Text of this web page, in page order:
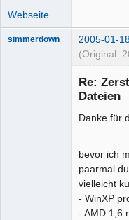
Webseite
simmerdown 2005-01-
(Original:
Re:
Dateien
Danke für
bevor ich
paarmal
vielleicht
- WinXP
- AMD 1,6